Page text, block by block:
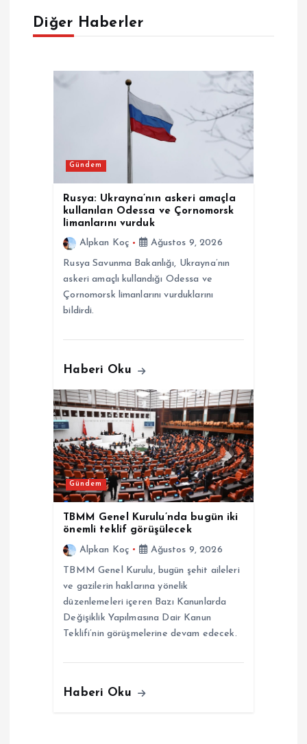
zDiğer Haberler
Gündem
Rusya: Ukrayna’nın askeri amaçla
kullanılan Odessa ve Çornomorsk
limanlarını vurduk
Alpkan Koç
Ağustos 9, 2026
Rusya Savunma Bakanlığı, Ukrayna’nın
askeri amaçlı kullandığı Odessa ve
Çornomorsk limanlarını vurduklarını
bildirdi.
Haberi Oku
Gündem
TBMM Genel Kurulu’nda bugün iki
önemli teklif görüşülecek
Alpkan Koç
Ağustos 9, 2026
TBMM Genel Kurulu, bugün şehit aileleri
ve gazilerin haklarına yönelik
düzenlemeleri içeren Bazı Kanunlarda
Değişiklik Yapılmasına Dair Kanun
Teklifi’nin görüşmelerine devam edecek.
Haberi Oku